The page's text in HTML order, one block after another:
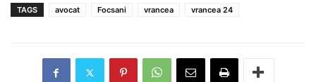
TAGS avocat Focsani vrancea vrancea 24